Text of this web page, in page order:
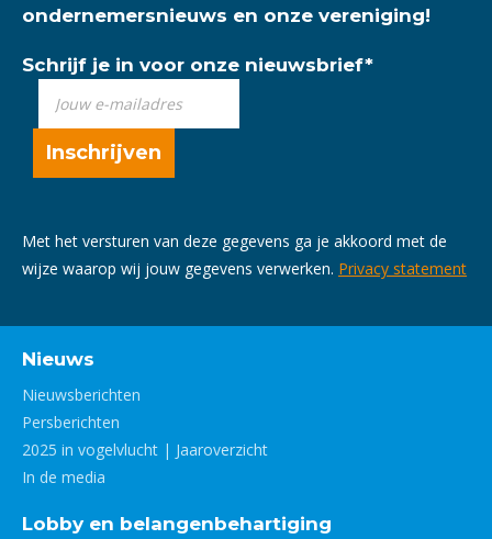
ondernemersnieuws en onze vereniging!
Schrijf je in voor onze nieuwsbrief*
Met het versturen van deze gegevens ga je akkoord met de
wijze waarop wij jouw gegevens verwerken. Privacy statement
Nieuws
Nieuwsberichten
Persberichten
2025 in vogelvlucht | Jaaroverzicht
In de media
Lobby en belangenbehartiging